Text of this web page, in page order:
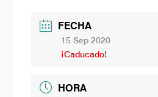
FECHA
15 Sep 2020
¡Caducado!
HORA